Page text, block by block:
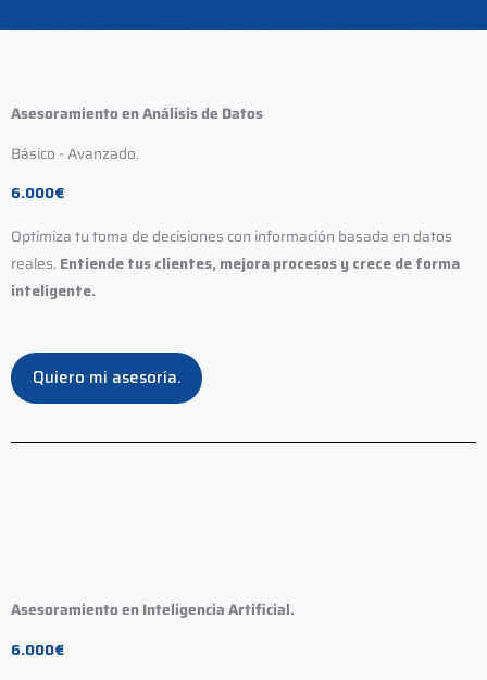
Asesoramiento en Análisis de Datos
Básico - Avanzado.
6.000€
Optimiza tu toma de decisiones con información basada en datos
reales. Entiende tus clientes, mejora procesos y crece de forma
inteligente.
Quiero mi asesoría.
Asesoramiento en Inteligencia Artificial.
6.000€